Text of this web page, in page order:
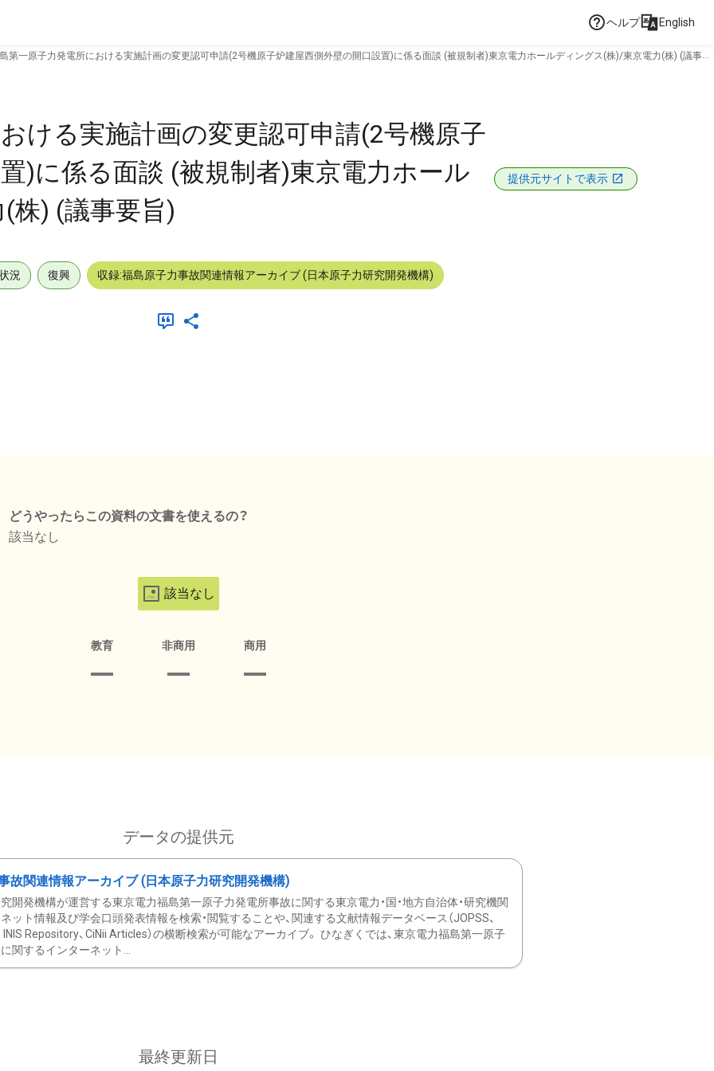
ヘルプ English
第一原子力発電所における実施計画の変更認可申請(2号機原子炉建屋西側外壁の開口設置)に係る面談 (被規制者)東京電力ホールディングス(株)/東京電力(株) (議事要
ける実施計画の変更認可申請(2号機原子
)に係る面談 (被規制者)東京電力ホール
株) (議事要旨)
提供元サイトで表示
況 復興 収録:福島原子力事故関連情報アーカイブ (日本原子力研究開発機構)
どうやったらこの資料の文書を使えるの？
該当なし
該当なし
教育 非商用 商用
データの提供元
故関連情報アーカイブ (日本原子力研究開発機構)
開発機構が運営する東京電力福島第一原子力発電所事故に関する東京電力・国・地方自治体・研究機関
ット情報及び学会口頭発表情報を検索・閲覧することや、関連する文献情報データベース（JOPSS、
INIS Repository、CiNii Articles）の横断検索が可能なアーカイブ。 ひなぎくでは、東京電力福島第一原子
関するインターネット...
最終更新日